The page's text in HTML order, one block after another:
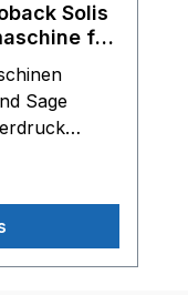
Solis
für
Sage
für
rot und 4 x
Nur
für OLAB Magnetventile einsetzbar